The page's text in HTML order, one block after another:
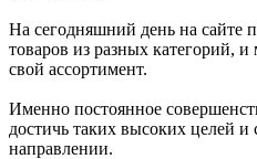
На сегодняшний день на сайте
товаров из разных категорий,
свой ассортимент.
Именно постоянное
достичь таких высоких целей и
направлении.